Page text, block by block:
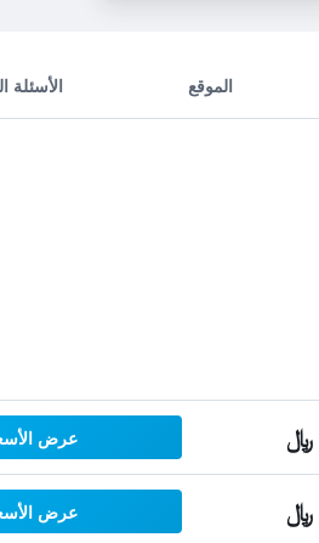
الموقع الأسئلة
عرض
عرض